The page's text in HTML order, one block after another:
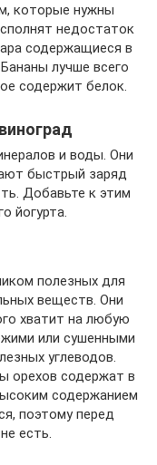
которые нужны
недостаток
содержащиеся в
лучше всего
содержит белок.
и воды. Они
быстрый заряд
Добавьте к этим
йогурта.
полезных для
веществ. Они
хватит на любую
или сушенными
углеводов.
орехов содержат в
содержанием
поэтому перед
есть.